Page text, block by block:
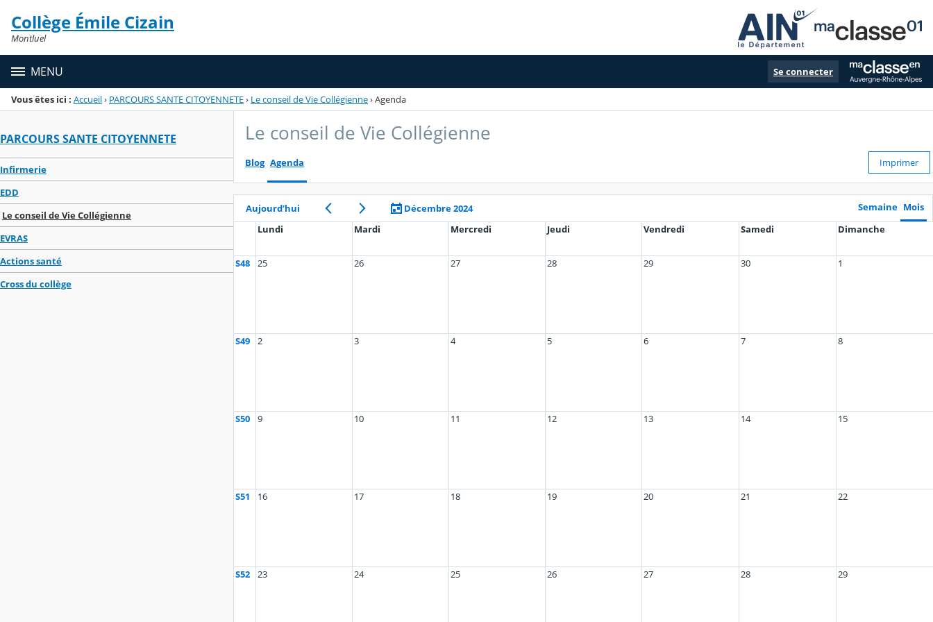
Menu de la rubrique
Contenu
Collège Émile Cizain
Montluel
MENU Se connecter
Vous êtes ici : Accueil› PARCOURS SANTE CITOYENNETE› Le conseil de Vie Collégienne›Agenda
PARCOURS SANTE CITOYENNETE
Infirmerie
EDD
Le conseil de Vie Collégienne
EVRAS
Actions santé
Cross du collège
Le conseil de Vie Collégienne
Blog Agenda Imprimer
Aujourd’hui Décembre 2024 Semaine Mois
Lundi
Mardi Mercredi Jeudi Vendredi Samedi Dimanche
S48 25 26 27 28 29 30 1
S49 2 3 4 5 6 7 8
S50 9 10 11 12 13 14 15
S51 16 17 18 19 20 21 22
S52 23 24 25 26 27 28 29